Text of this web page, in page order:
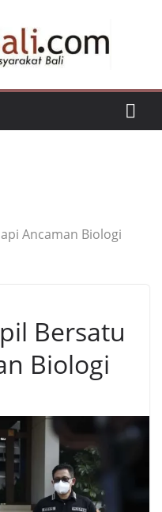
Ancaman Biologi
Bersatu
Biologi